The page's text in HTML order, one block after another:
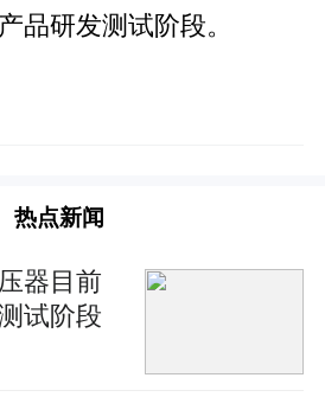
品研发测试阶段。
热点新闻
器目前
试阶段